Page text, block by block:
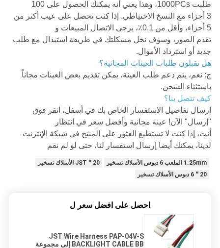
طلبت 1000PCs، وهذا يعني أنه يمكنك الحصول على 100
3 أجزاء مع النسخ الاحتياطي. إذا كنت تحصل على عيب أكثر من
5 أجزاء، وأقل من 0.1٪، يرجى الاتصال المبيعات و
تقدم الصور، وسوف نحل مشكلتك في طريقة استبدال مع طلب
جديد أو استرداد الأموال.
هل تقبلون طلبات العينات المجانية؟
ج: نعم، يتم دعم طلب العينة، يمكن تقديم بعض العينات مجاناً
باستثناء الشحن.
كيف تتصل بنا؟
إرسال تفاصيل الاستفسار الخاص بك في أسفل، انقر فوق
"إرسال" الآن! عينة مجانية وأفضل سعر في انتظار
أنت، إذا كنت لا تستطيع العثور على المنتج في شبكة الإنترنت
لدينا، يمكنك أيضا إرسال استفسار لنا، حتى لو لم نقم
1.25mm الملعب 6 دبوس الأسلاك تسخير
20 '' JST الأسلاك تسخير
20 '' 6 دبوس الأسلاك تسخير
احصل على افضل سعر ل
JST Wire Harness PAP-04V-S
BACKLIGHT CABLE BB إلى مجموعة